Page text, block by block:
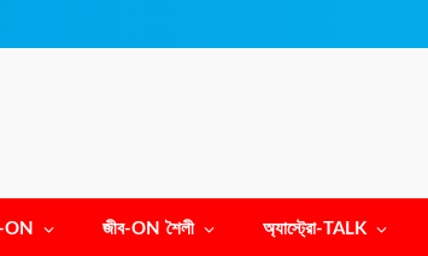
ON জীব-ON শৈলী অ্যাস্ট্রো-TALK